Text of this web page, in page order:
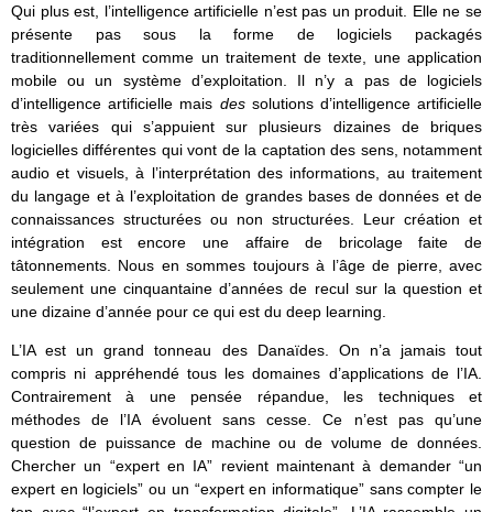
Qui plus est, l’intelligence artificielle n’est pas un produit. Elle ne se
présente pas sous la forme de logiciels packagés
traditionnellement comme un traitement de texte, une application
mobile ou un système d’exploitation. Il n’y a pas de logiciels
d’intelligence artificielle mais dessolutions d’intelligence artificielle
très variées qui s’appuient sur plusieurs dizaines de briques
logicielles différentes qui vont de la captation des sens, notamment
audio et visuels, à l’interprétation des informations, au traitement
du langage et à l’exploitation de grandes bases de données et de
connaissances structurées ou non structurées. Leur création et
intégration est encore une affaire de bricolage faite de
tâtonnements. Nous en sommes toujours à l’âge de pierre, avec
seulement une cinquantaine d’années de recul sur la question et
une dizaine d’année pour ce qui est du deep learning.
L’IA est un grand tonneau des Danaïdes. On n’a jamais tout
compris ni appréhendé tous les domaines d’applications de l’IA.
Contrairement à une pensée répandue, les techniques et
méthodes de l’IA évoluent sans cesse. Ce n’est pas qu’une
question de puissance de machine ou de volume de données.
Chercher un “expert en IA” revient maintenant à demander “un
expert en logiciels” ou un “expert en informatique” sans compter le